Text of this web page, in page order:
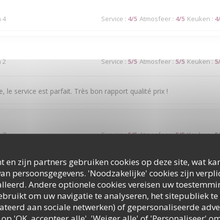
en zijn partners gebruiken cookies op deze site, wat
persoonsgegevens. 'Noodzakelijke' cookies zijn
Andere optionele cookies vereisen uw
om uw navigatie te analyseren, het sitepubliek
aan sociale netwerken) of gepersonaliseerde
4 Service : 4/5 Atmosfeer: 4/5 Keuken : 4
2 Service:5/5 Atmosfeer:5/5 Keuken:5
le service est parfait. Très bon rapport qualité prix !
7 Service:5/5 Atmosfeer:5/5 Keuken:5
à couper le souffle. Les mets sont excellents. Le service est à la
2 Service: 1/5 Atmosfeer :4/5 Keuken:5